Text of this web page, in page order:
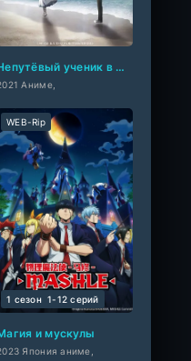
Непутёвый ученик в школе магии: Воспоминания
Аниме,
и мускулы
Япония аниме,
WEB-Rip
1 сезон 1-12 cерий